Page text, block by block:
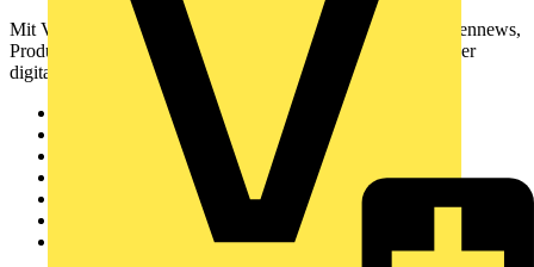
Mit Voltimum erhalten Elektrofachkräfte Zugang zu Branchennews,
Produktinformationen, Schulungen und Tools – alles auf einer
digitalen Plattform und Community.